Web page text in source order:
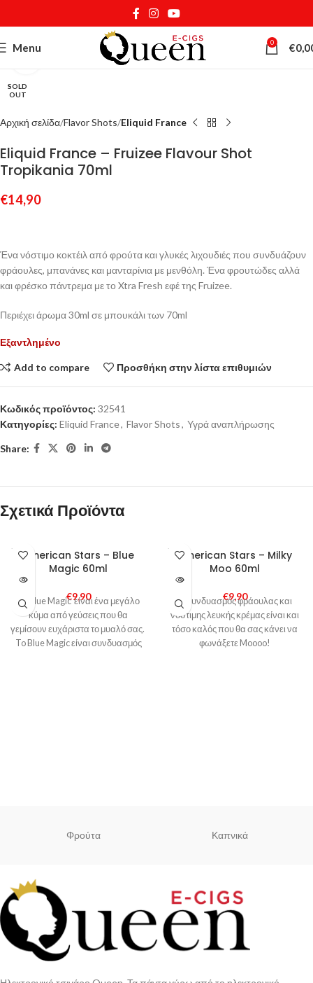
Menu 0 €
SOLD
OUT
Κάντε κλικ για μεγέθυνση
Αρχική σελίδα Flavor Shots Eliquid France
Eliquid France – Fruizee Flavour Shot
Tropikania 70ml
€14,90
Ένα νόστιμο κοκτέιλ από φρούτα και γλυκές λιχουδιές που συνδυάζουν
φράουλες, μπανάνες και μανταρίνια με μενθόλη. Ένα φρουτώδες αλλά
και φρέσκο πάντρεμα με το Xtra Fresh εφέ της Fruizee.
Περιέχει άρωμα 30ml σε μπουκάλι των 70ml
Εξαντλημένο
Add to compare Προσθήκη στην λίστα επιθυμιών
Κωδικός προϊόντος: 32541
Κατηγορίες: Eliquid France, Flavor Shots, Υγρά αναπλήρωσης
Share:
Σχετικά Προϊόντα
SOLD
OUTAmerican Stars – Blue
Magic 60ml
€9,90
Το Blue Magic είναι ένα μεγάλο
κύμα από γεύσεις που θα
γεμίσουν ευχάριστα το μυαλό σας.
To Blue Magic είναι συνδυασμός
SOLD
OUTAmerican Stars – Milky
Moo 60ml
€9,90
Ο συνδυασμός φράουλας και
νόστιμης λευκής κρέμας είναι και
τόσο καλός που θα σας κάνει να
φωνάξετε Moooo!
Φρούτα Καπνικά